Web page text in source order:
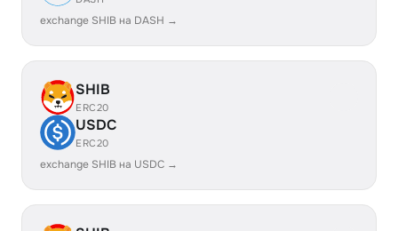
exchange SHIB на DASH →
SHIB
ERC20
USDC
ERC20
exchange SHIB на USDC →